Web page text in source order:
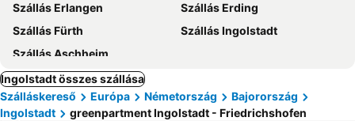
Szállás Erlangen
Szállás Erding
Szállás Fürth
Szállás Ingolstadt
Szállás Aschheim
Ingolstadt összes szállása
Szálláskereső
Európa Németország
Bajorország
Ingolstadt
greenpartment Ingolstadt - Friedrichshofen